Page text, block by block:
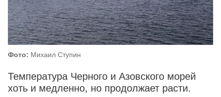
Фото: Михаил Ступин
Температура Черного и Азовского морей
хоть и медленно, но продолжает расти.